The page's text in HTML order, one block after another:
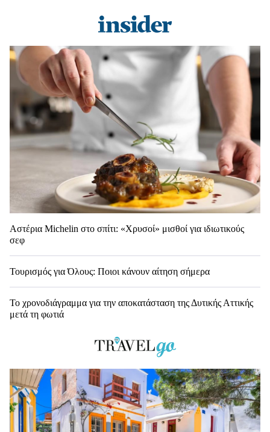
Αστέρια Michelin στο σπίτι: «Χρυσοί» μισθοί για ιδιωτικούς
σεφ
Τουρισμός για Όλους: Ποιοι κάνουν αίτηση σήμερα
Το χρονοδιάγραμμα για την αποκατάσταση της Δυτικής Αττικής
μετά τη φωτιά